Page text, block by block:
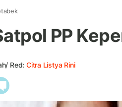
PP
Red: Citra Listya Rini